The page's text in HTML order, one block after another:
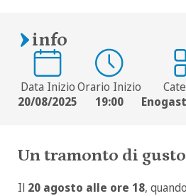
info
Data Inizio
20/08/2025
Orario Inizio
19:00
Un tramonto di
Il 20 agosto alle ore 18,